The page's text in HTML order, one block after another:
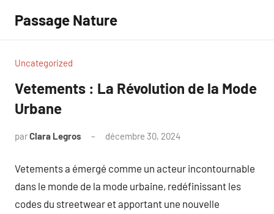
contenu
Passage Nature
Uncategorized
Vetements : La Révolution de la Mode
Urbane
parClara Legros décembre 30, 2024
Vetements a émergé comme un acteur incontournable
dans le monde de la mode urbaine, redéfinissant les
codes du streetwear et apportant une nouvelle